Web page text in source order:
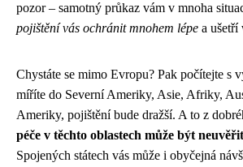
pozor – samotný průkaz vám v mnoha
pojištění vás ochránit mnohem lépe a ušetří
Chystáte se mimo Evropu? Pak počítejte s
míříte do Severní Ameriky, Asie, Afriky,
Ameriky, pojištění bude dražší. A to z
péče v těchto oblastech může být
Spojených státech vás může i obyčejná